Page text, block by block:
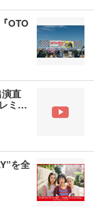
OTO
直
ミ…
を全